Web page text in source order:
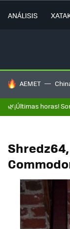
ANÁLISIS
HOY SE HABLA
AEMET
🌿¡Últimas horas!